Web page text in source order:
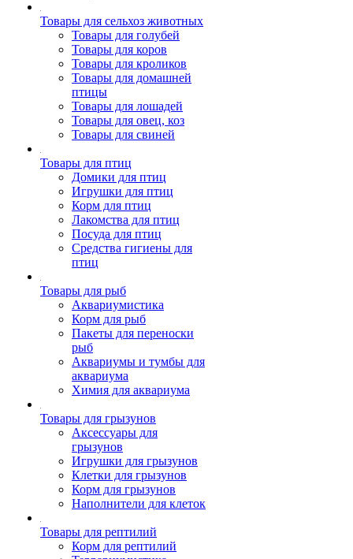
Товары для сельхоз животных
Товары для голубей
Товары для коров
Товары для кроликов
Товары для домашней
птицы
Товары для лошадей
Товары для овец, коз
Товары для свиней
Товары для птиц
Домики для птиц
Игрушки для птиц
Корм для птиц
Лакомства для птиц
Посуда для птиц
Средства гигиены для
птиц
Товары для рыб
Аквариумистика
Корм для рыб
Пакеты для переноски
рыб
Аквариумы и тумбы для
аквариума
Химия для аквариума
Товары для грызунов
Аксессуары для
грызунов
Игрушки для грызунов
Клетки для грызунов
Корм для грызунов
Наполнители для клеток
Товары для рептилий
Корм для рептилий